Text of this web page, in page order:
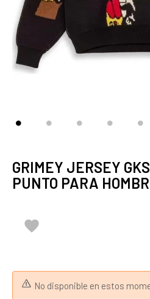
GRIMEY JERSEY
PUNTO PARA

No disponible en estos